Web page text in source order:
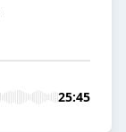
25:45